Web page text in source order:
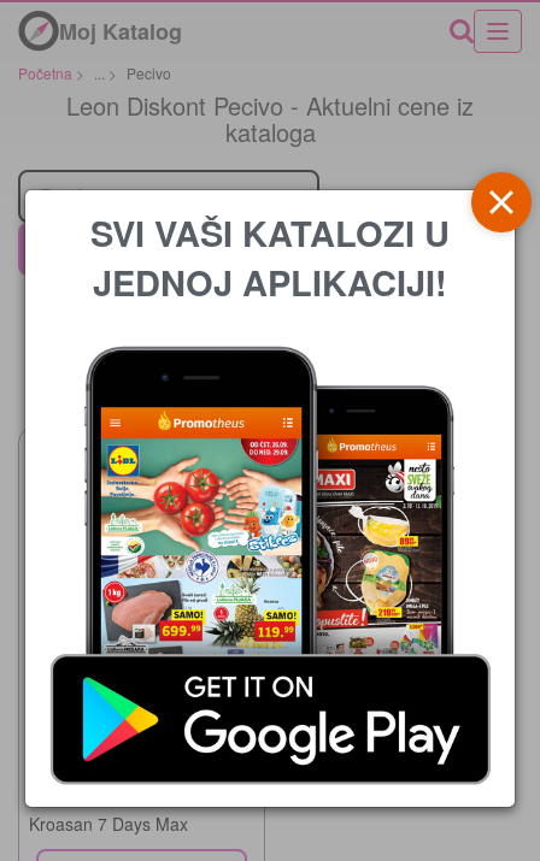
Moj Katalog
Početna > > Pecivo
Leon Diskont Pecivo - Aktuelni cene iz
kataloga
Prodavci
Leon Diskont
Cena
Leon Diskont
29.07.-11.08.2026
79,99 din
Kroasan 7 Days Max
SVI VAŠI KATALOZI U
JEDNOJ APLIKACIJI!